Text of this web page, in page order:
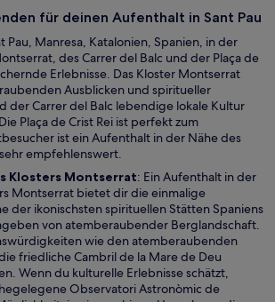
f
f
n
e
t
für deinen Aufenthalt in Sant Pau
Pau, Manresa, Katalonien, Spanien, in der
des Carrer del Balc und der Plaça de
Erlebnisse. Das Kloster Montserrat
Ausblicken und spiritueller
der Carrer del Balc lebendige lokale Kultur
Plaça de Crist Rei ist perfekt zum
ist ein Aufenthalt in der Nähe des
empfehlenswert.
Klosters MontserratW
i
r
d
i
n
e
i
: Ein Aufenthalt in der
Montserrat bietet dir die einmalige
der ikonischsten spirituellen Stätten Spaniens
von atemberaubender Berglandschaft.
wie den atemberaubenden
friedliche Cambril de la Mare de Deu
Wenn du kulturelle Erlebnisse schätzt,
Observatori Astronòmic de